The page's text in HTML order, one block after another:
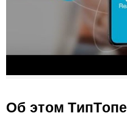
Об этом ТипТопе